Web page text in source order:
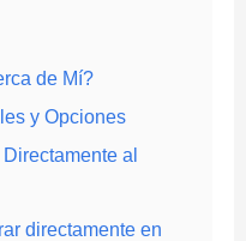
de Mí?
y Opciones
al
directamente en